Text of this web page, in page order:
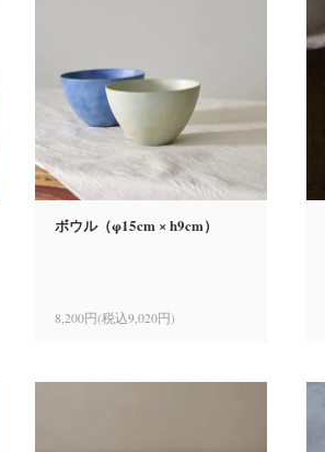
ボウル（φ15cm × h9cm）
8,200円(税込9,020円)